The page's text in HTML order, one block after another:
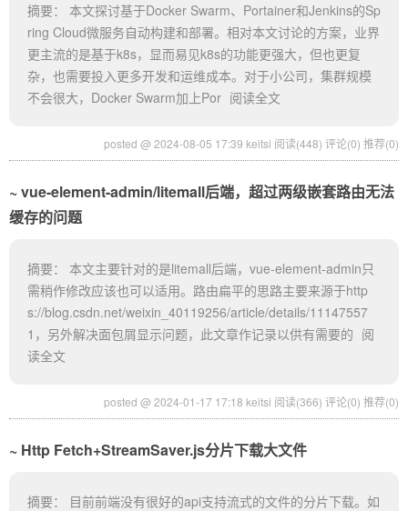
摘要： 本文探讨基于Docker Swarm、Portainer和Jenkins的Sp
ring Cloud微服务自动构建和部署。相对本文讨论的方案，业界
更主流的是基于k8s，显而易见k8s的功能更强大，但也更复
杂，也需要投入更多开发和运维成本。对于小公司，集群规模
不会很大，Docker Swarm加上Por 阅读全文
posted @ 2024-08-05 17:39 keitsi 阅读(448) 评论(0) 推荐(0)
vue-element-admin/litemall后端，超过两级嵌套路由无法
缓存的问题
摘要： 本文主要针对的是litemall后端，vue-element-admin只
需稍作修改应该也可以适用。路由扁平的思路主要来源于http
s://blog.csdn.net/weixin_40119256/article/details/11147557
1，另外解决面包屑显示问题，此文章作记录以供有需要的 阅
读全文
posted @ 2024-01-17 17:18 keitsi 阅读(366) 评论(0) 推荐(0)
Http Fetch+StreamSaver.js分片下载大文件
摘要： 目前前端没有很好的api支持流式的文件的分片下载。如